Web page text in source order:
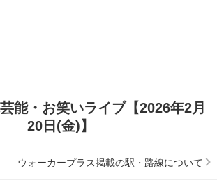
能・お笑いライブ【2026年2月
20日(金)】
ウォーカープラス掲載の駅・路線について